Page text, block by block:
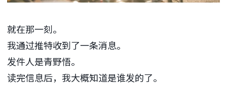
就在那一刻。
我通过推特收到了一条消息。
发件人是青野悟。
读完信息后，我大概知道是谁发的了。